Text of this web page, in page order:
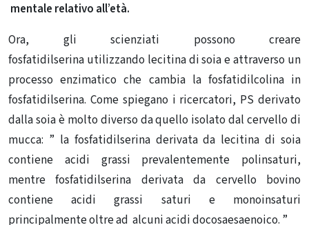
mentale relativo all’età.
Ora, gli scienziati possono creare
fosfatidilserina utilizzando lecitina di soia e attraverso un
processo enzimatico che cambia la fosfatidilcolina in
fosfatidilserina. Come spiegano i ricercatori, PS derivato
dalla soia è molto diverso da quello isolato dal cervello di
mucca: ” la fosfatidilserina derivata da lecitina di soia
contiene acidi grassi prevalentemente polinsaturi,
mentre fosfatidilserina derivata da cervello bovino
contiene acidi grassi saturi e monoinsaturi
principalmente oltre ad alcuni acidi docosaesaenoico. ”